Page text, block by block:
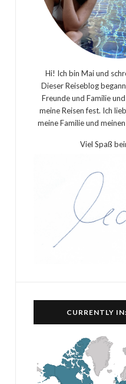
Hi! Ich bin Mai und
Dieser Reiseblog
Freunde und Familie
meine Reisen fest. Ich
meine Familie und
Viel Spaß
CURRENTLY